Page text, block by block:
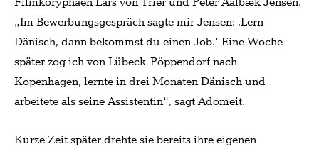
„Im Bewerbungsgespräch sagte mir Jensen: ,Lern
Dänisch, dann bekommst du einen Job.‘ Eine Woche
später zog ich von Lübeck-Pöppendorf nach
Kopenhagen, lernte in drei Monaten Dänisch und
arbeitete als seine Assistentin“, sagt Adomeit.
Kurze Zeit später drehte sie bereits ihre eigenen